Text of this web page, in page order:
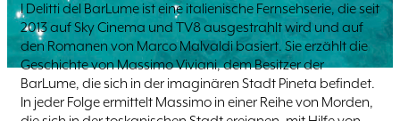
I Delitti del BarLume ist eine italienische Fernsehserie, die seit
2013 auf Sky Cinema und TV8 ausgestrahlt wird und auf
den Romanen von Marco Malvaldi basiert. Sie erzählt die
Geschichte von Massimo Viviani, dem Besitzer der
BarLume, die sich in der imaginären Stadt Pineta befindet.
In jeder Folge ermittelt Massimo in einer Reihe von Morden,